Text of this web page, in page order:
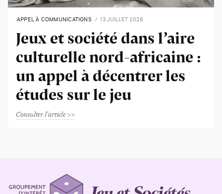
APPEL À COMMUNICATIONS 13 JUILLET 2026
Jeux et société dans l’aire
culturelle nord-africaine :
un appel à décentrer les
études sur le jeu
Consulter l'article